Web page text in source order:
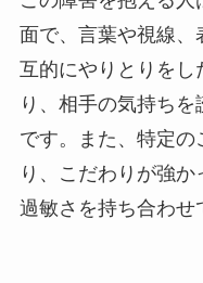
面で、言葉や視線、
互的にやりとりをし
り、相手の気持ち
です。また、特定の
り、こだわりが強
過敏さを持ち合わせ